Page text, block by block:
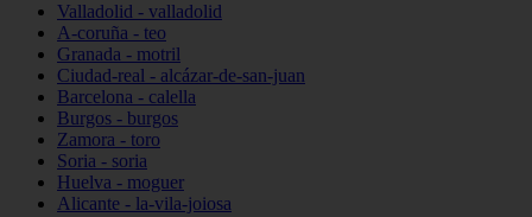
Valladolid - valladolid
A-coruña - teo
Granada - motril
Ciudad-real - alcázar-de-san-juan
Barcelona - calella
Burgos - burgos
Zamora - toro
Soria - soria
Huelva - moguer
Alicante - la-vila-joiosa